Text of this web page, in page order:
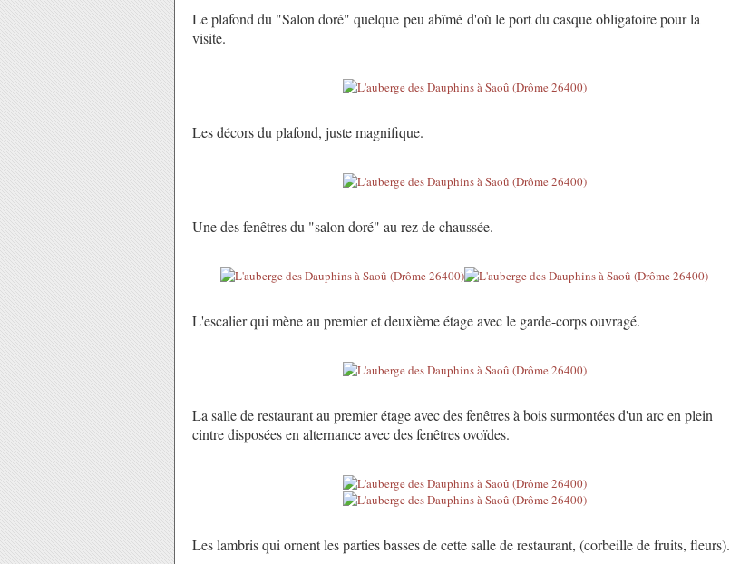
Le plafond du "Salon doré" quelque peu abîmé d'où le port du casque obligatoire pour la
visite.
Les décors du plafond, juste magnifique.
Une des fenêtres du "salon doré" au rez de chaussée.
L'escalier qui mène au premier et deuxième étage avec le garde-corps ouvragé.
La salle de restaurant au premier étage avec des fenêtres à bois surmontées d'un arc en plein
cintre disposées en alternance avec des fenêtres ovoïdes.
Les lambris qui ornent les parties basses de cette salle de restaurant, (corbeille de fruits, fleurs).